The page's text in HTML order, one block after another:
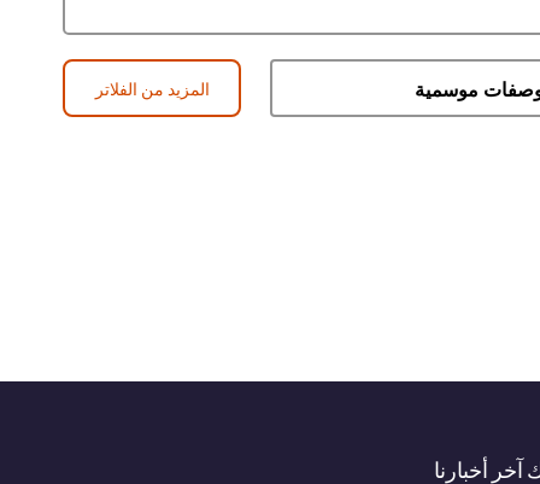
المزيد من الفلاتر
أخبارنا